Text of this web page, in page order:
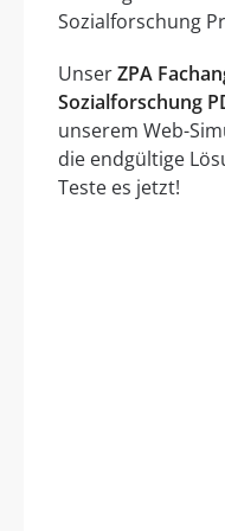
Sozialforschung
UnserZPA
Sozialforschung
unserem Web-
die endgültige
Teste es jetzt!